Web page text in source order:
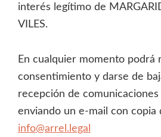
interés legítimo de
VILES.
En cualquier momento podrá
consentimiento y darse de
recepción de
enviando un e-mail con copia
info@arrel.legal